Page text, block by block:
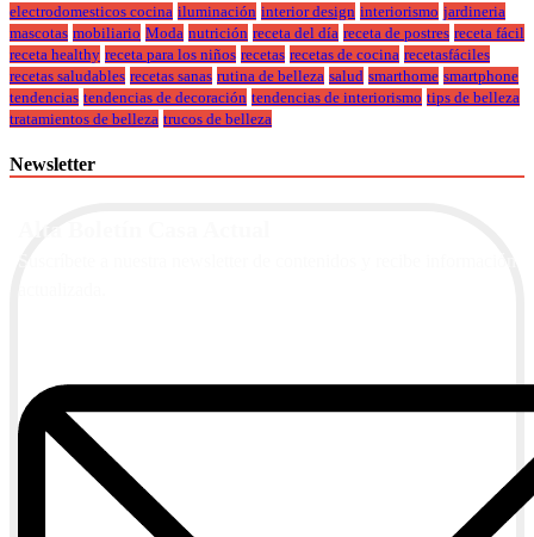
electrodomesticos cocina iluminación interior design interiorismo jardineria
mascotas mobiliario Moda nutrición receta del día receta de postres receta fácil
receta healthy receta para los niños recetas recetas de cocina recetasfáciles
recetas saludables recetas sanas rutina de belleza salud smarthome smartphone
tendencias tendencias de decoración tendencias de interiorismo tips de belleza
tratamientos de belleza trucos de belleza
Newsletter